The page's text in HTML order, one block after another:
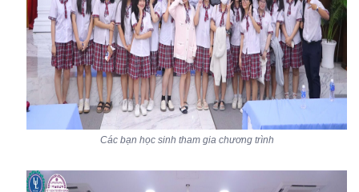
Các bạn học sinh tham gia chương trình